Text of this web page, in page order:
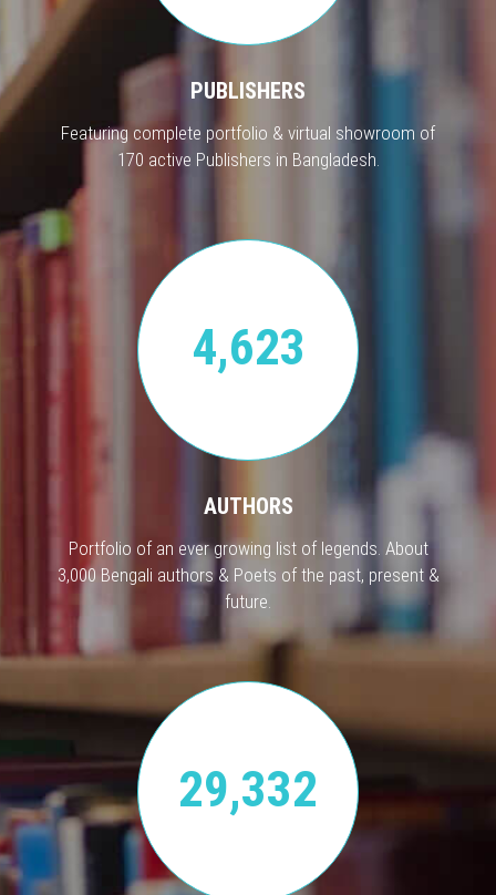
PUBLISHERS
Featuring complete portfolio & virtual showroom of
170 active Publishers in Bangladesh.
4,623
AUTHORS
Portfolio of an ever growing list of legends. About
3,000 Bengali authors & Poets of the past, present &
future.
29,332